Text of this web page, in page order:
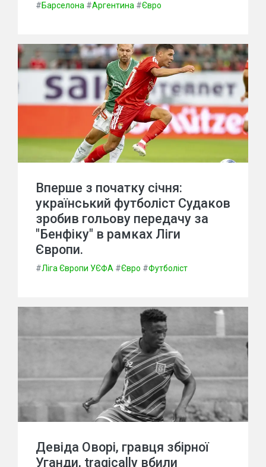
#Барселона #Аргентина #Євро
Вперше з початку січня:
український футболіст Судаков
зробив гольову передачу за
"Бенфіку" в рамках Ліги
Європи.
#Ліга Європи УЄФА #Євро #Футболіст
Девіда Оворі, гравця збірної
Уганди, tragically вбили